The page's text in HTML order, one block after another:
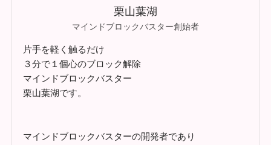
栗山葉湖
マインドブロックバスター創始者
片手を軽く触るだけ
３分で１個心のブロック解除
マインドブロックバスター
栗山葉湖です。
マインドブロックバスターの開発者であり